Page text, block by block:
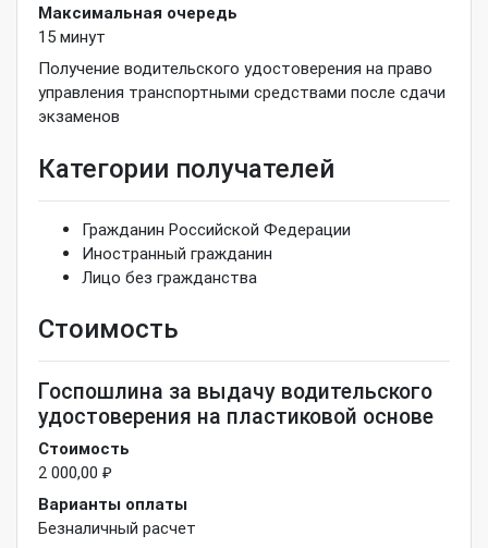
Максимальная очередь
15 минут
Получение водительского удостоверения на право
управления транспортными средствами после сдачи
экзаменов
Категории получателей
Гражданин Российской Федерации
Иностранный гражданин
Лицо без гражданства
Стоимость
Госпошлина за выдачу водительского
удостоверения на пластиковой основе
Стоимость
2 000,00 ₽
Варианты оплаты
Безналичный расчет